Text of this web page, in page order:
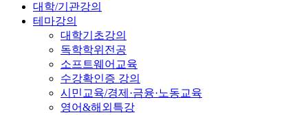
대학/기관강의
테마강의
대학기초강의
독학학위전공
소프트웨어교육
수강확인증 강의
시민교육/경제·금융·노동교육
영어&해외특강